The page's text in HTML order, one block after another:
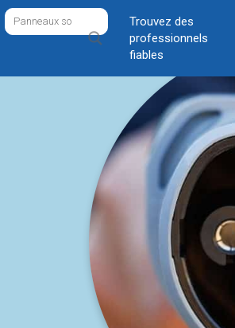
Trouvez des
professionnels
fiables